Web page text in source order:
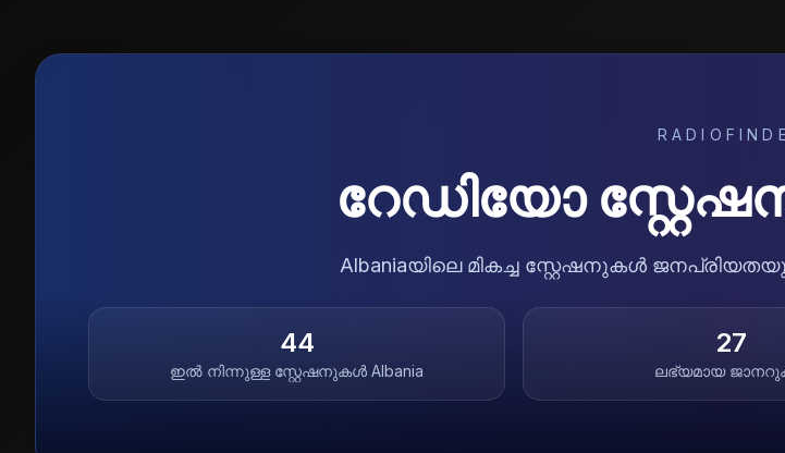
റേഡിയോ
Albaniaയിലെ മികച്ച സ്റ്റേഷനുകൾ
44
ഇൽ നിന്നുള്ള സ്റ്റേഷനുകൾ Albania
27
ലഭ്യമായ